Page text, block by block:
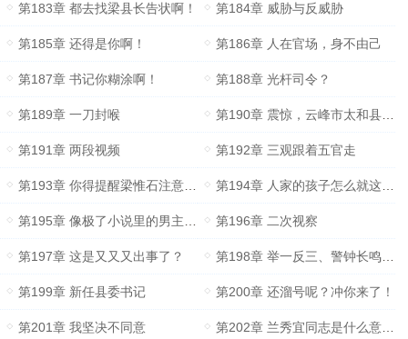
第183章 都去找梁县长告状啊！ 第184章 威胁与反威胁
第185章 还得是你啊！ 第186章 人在官场，身不由己
第187章 书记你糊涂啊！ 第188章 光杆司令？
第189章 一刀封喉 第190章 震惊，云峰市太和县……
第191章 两段视频 第192章 三观跟着五官走
第193章 你得提醒梁惟石注意点儿…… 第194章 人家的孩子怎么就这么出色呢！
第195章 像极了小说里的男主角！ 第196章 二次视察
第197章 这是又又又出事了？ 第198章 举一反三、警钟长鸣……
第199章 新任县委书记 第200章 还溜号呢？冲你来了！
第201章 我坚决不同意 第202章 兰秀宜同志是什么意见？